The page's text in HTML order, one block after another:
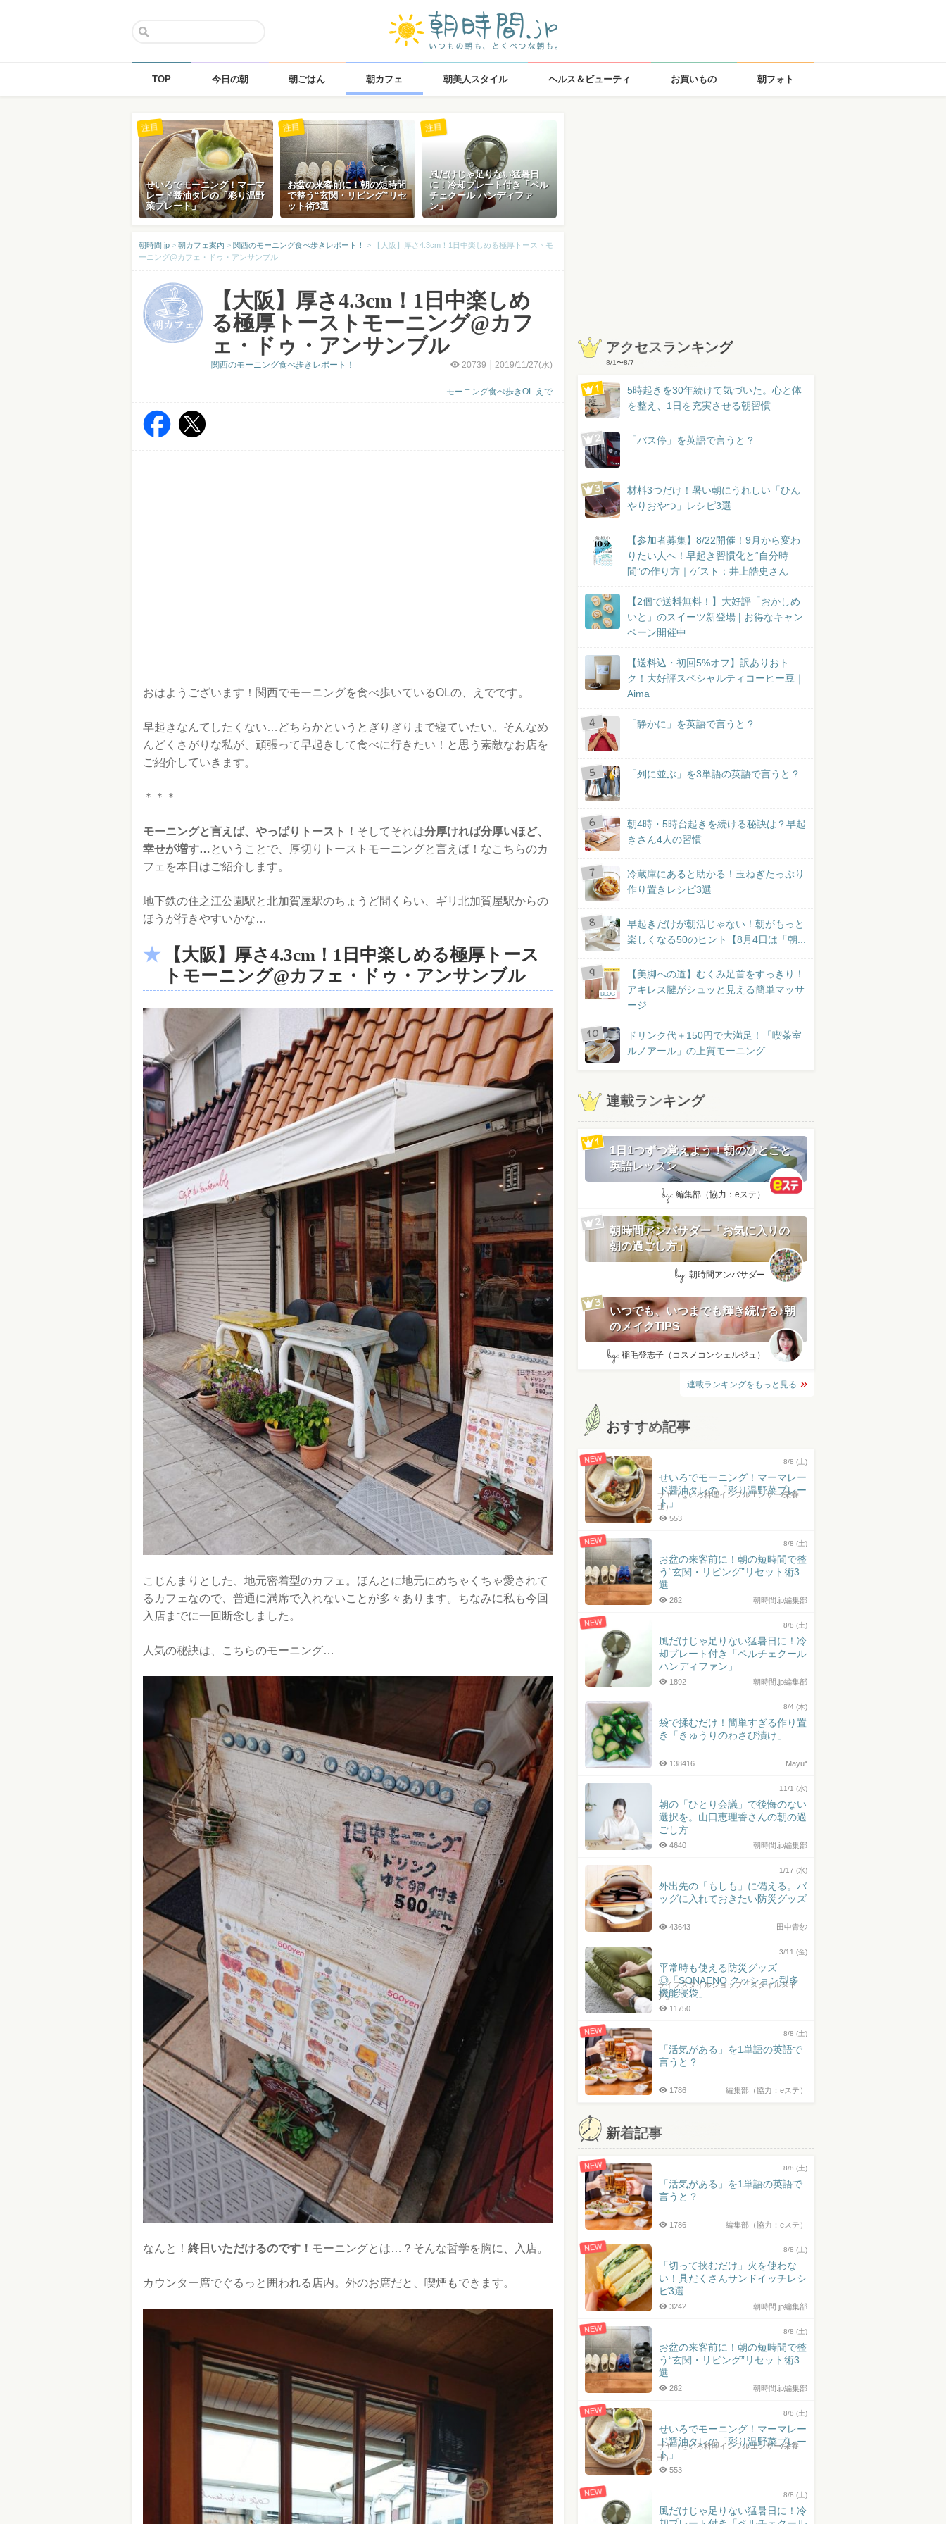
TOP 今日の朝 朝ごはん 朝カフェ 朝美人スタイル ヘルス＆ビューティ お買いもの 朝フォト
せいろでモーニング！マーマ
レード醤油タレの「彩り温野
菜プレート」
注目
お盆の来客前に！朝の短時間
で整う“玄関・リビング”リセ
ット術3選
注目
風だけじゃ足りない猛暑日
に！冷却プレート付き「ペル
チェクール ハンディファ
ン」
注目
朝時間.jp > 朝カフェ案内 > 関西のモーニング食べ歩きレポート！ >
【大阪】厚さ4.3cm！1日中楽しめる極厚トーストモ
ーニング@カフェ・ドゥ・アンサンブル
【大阪】厚さ4.3cm！1日中楽しめ
る極厚トーストモーニング@カフ
ェ・ドゥ・アンサンブル
20739 2019/11/27(水)
モーニング食べ歩きOL えで
関西のモーニング食べ歩きレポート！
おはようございます！関西でモーニングを食べ歩いているOLの、えでです。
早起きなんてしたくない…どちらかというとぎりぎりまで寝ていたい。そんなめ
んどくさがりな私が、頑張って早起きして食べに行きたい！と思う素敵なお店を
ご紹介していきます。
＊＊＊
モーニングと言えば、やっぱりトースト！ そしてそれは分厚ければ分厚いほど、
幸せが増す… ということで、厚切りトーストモーニングと言えば！なこちらのカ
フェを本日はご紹介します。
地下鉄の住之江公園駅と北加賀屋駅のちょうど間くらい、ギリ北加賀屋駅からの
ほうが行きやすいかな…
【大阪】厚さ4.3cm！1日中楽しめる極厚トース
トモーニング@カフェ・ドゥ・アンサンブル
こじんまりとした、地元密着型のカフェ。ほんとに地元にめちゃくちゃ愛されて
るカフェなので、普通に満席で入れないことが多々あります。ちなみに私も今回
入店までに一回断念しました。
人気の秘訣は、こちらのモーニング…
なんと！ 終日いただけるのです！ モーニングとは…？そんな哲学を胸に、入店。
カウンター席でぐるっと囲われる店内。外のお席だと、喫煙もできます。
アクセスランキング
8/1〜8/7
5時起きを30年続けて気づいた。心と体
を整え、1日を充実させる朝習慣
「バス停」を英語で言うと？
材料3つだけ！暑い朝にうれしい「ひん
やりおやつ」レシピ3選
【参加者募集】8/22開催！9月から変わ
りたい人へ！早起き習慣化と“自分時
間”の作り方｜ゲスト：井上皓史さん
【2個で送料無料！】大好評「おかしめ
いと」のスイーツ新登場 | お得なキャン
ペーン開催中
【送料込・初回5%オフ】訳ありおト
ク！大好評スペシャルティコーヒー豆｜
Aima
「静かに」を英語で言うと？
「列に並ぶ」を3単語の英語で言うと？
朝4時・5時台起きを続ける秘訣は？早起
きさん4人の習慣
冷蔵庫にあると助かる！玉ねぎたっぷり
作り置きレシピ3選
早起きだけが朝活じゃない！朝がもっと
楽しくなる50のヒント【8月4日は「朝...
BLOG
【美脚への道】むくみ足首をすっきり！
アキレス腱がシュッと見える簡単マッサ
ージ
ドリンク代＋150円で大満足！「喫茶室
ルノアール」の上質モーニング
連載ランキング
1日1つずつ覚えよう！朝のひとこと
英語レッスン
by: 編集部（協力：eステ）
朝時間アンバサダー「お気に入りの
朝の過ごし方」
by: 朝時間アンバサダー
いつでも、いつまでも輝き続ける♪朝
のメイクTIPS
by: 稲毛登志子（コスメコンシェルジュ）
連載ランキングをもっと見る
おすすめ記事
NEW 8/8 (土)
せいろでモーニング！マーマレー
ド醤油タレの「彩り温野菜プレー
ト」
サヤ（せいろ料理インフルエンサー/栄養
士）
553
NEW 8/8 (土)
お盆の来客前に！朝の短時間で整
う“玄関・リビング”リセット術3
選
朝時間.jp編集部
262
NEW 8/8 (土)
風だけじゃ足りない猛暑日に！冷
却プレート付き「ペルチェクール
ハンディファン」
朝時間.jp編集部
1892
8/4 (木)
袋で揉むだけ！簡単すぎる作り置
き「きゅうりのわさび漬け」
Mayu*
138416
11/1 (水)
朝の「ひとり会議」で後悔のない
選択を。山口恵理香さんの朝の過
ごし方
朝時間.jp編集部
4640
1/17 (水)
外出先の「もしも」に備える。バ
ッグに入れておきたい防災グッズ
田中青紗
43643
3/11 (金)
平常時も使える防災グッズ
◎「SONAENO クッション型多
機能寝袋」
ライフスタイルショップ「スタイルスト
ア」
11750
NEW 8/8 (土)
「活気がある」を1単語の英語で
言うと？
編集部（協力：eステ）
1786
新着記事
NEW 8/8 (土)
「活気がある」を1単語の英語で
言うと？
編集部（協力：eステ）
1786
NEW 8/8 (土)
「切って挟むだけ」火を使わな
い！具だくさんサンドイッチレシ
ピ3選
朝時間.jp編集部
3242
NEW 8/8 (土)
お盆の来客前に！朝の短時間で整
う“玄関・リビング”リセット術3
選
朝時間.jp編集部
262
NEW 8/8 (土)
せいろでモーニング！マーマレー
ド醤油タレの「彩り温野菜プレー
ト」
サヤ（せいろ料理インフルエンサー/栄養
士）
553
NEW 8/8 (土)
風だけじゃ足りない猛暑日に！冷